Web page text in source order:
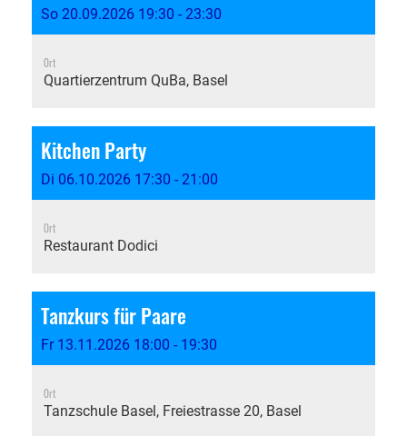
So 20.09.2026 19:30 - 23:30
Ort
Quartierzentrum QuBa, Basel
Kitchen Party
Di 06.10.2026 17:30 - 21:00
Ort
Restaurant Dodici
Tanzkurs für Paare
Fr 13.11.2026 18:00 - 19:30
Ort
Tanzschule Basel, Freiestrasse 20, Basel